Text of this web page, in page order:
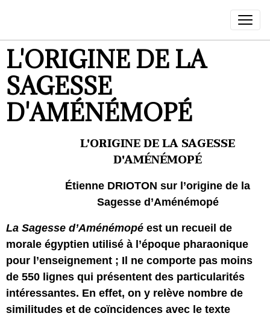
L'ORIGINE DE LA
SAGESSE
D'AMÉNÉMOPÉ
L'ORIGINE DE LA SAGESSE
D'AMÉNÉMOPÉ
Étienne DRIOTON sur l’origine de la
Sagesse d’Aménémopé
La Sagesse d’Aménémopé est un recueil de
morale égyptien utilisé à l’époque pharaonique
pour l’enseignement ; Il ne comporte pas moins
de 550 lignes qui présentent des particularités
intéressantes. En effet, on y relève nombre de
similitudes et de coïncidences avec le texte